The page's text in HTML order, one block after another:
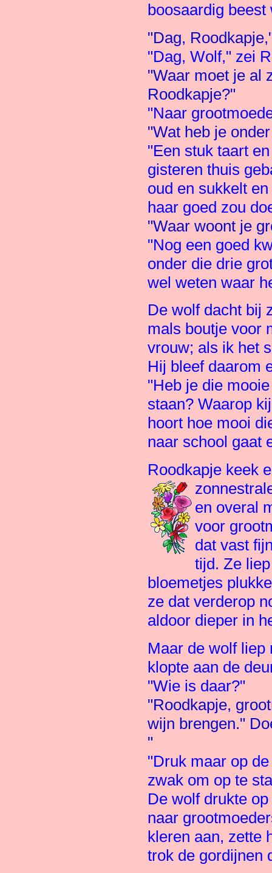
boosaardig
"Dag,
"Dag, Wolf," zei
"Waar moet je al
Roodkapje?"
"Naar
"Wat heb je
"Een stuk taart
gisteren thuis
oud en sukkelt
haar goed zou
"Waar woont je
"Nog een goed
onder die drie
wel weten waar
De wolf dacht bij
mals boutje voor
vrouw; als ik het
Hij bleef daarom
"Heb je die
staan? Waarop
hoort hoe mooi
naar school gaat
Roodkapje keek
en overal
voor
dat vast
tijd. Ze
bloemetjes
ze dat verderop
aldoor dieper in
Maar de wolf liep
klopte aan de
"Wie is daar?"
"Roodkapje,
wijn brengen."
"
"Druk maar op
zwak om op te
De wolf drukte
naar
kleren aan, zette
trok de gordijnen